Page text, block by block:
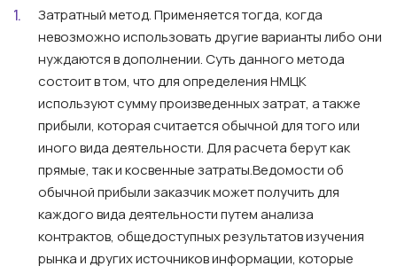
Затратный метод.Применяется тогда, когда
невозможно использовать другие варианты либо они
нуждаются в дополнении. Суть данного метода
состоит в том, что для определения НМЦК
используют сумму произведенных затрат, а также
прибыли, которая считается обычной для того или
иного вида деятельности. Для расчета берут как
прямые, так и косвенные затраты.Ведомости об
обычной прибыли заказчик может получить для
каждого вида деятельности путем анализа
контрактов, общедоступных результатов изучения
рынка и других источников информации, которые